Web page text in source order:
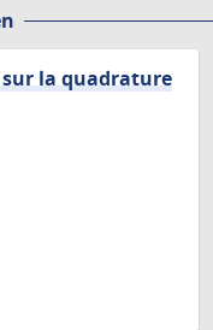
sur la quadrature